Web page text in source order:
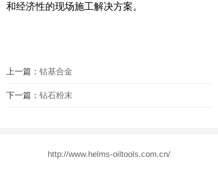
和经济性的现场施工解决方案。
上一篇：钴基合金
下一篇：钻石粉末
http://www.helms-oiltools.com.cn/